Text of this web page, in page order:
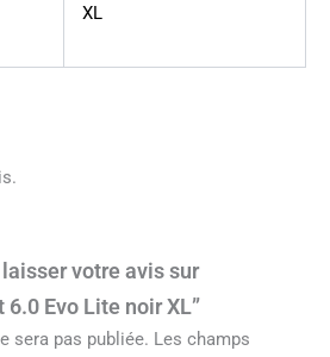
XL
votre avis sur
Evo Lite noir XL”
sera pas publiée. Les champs